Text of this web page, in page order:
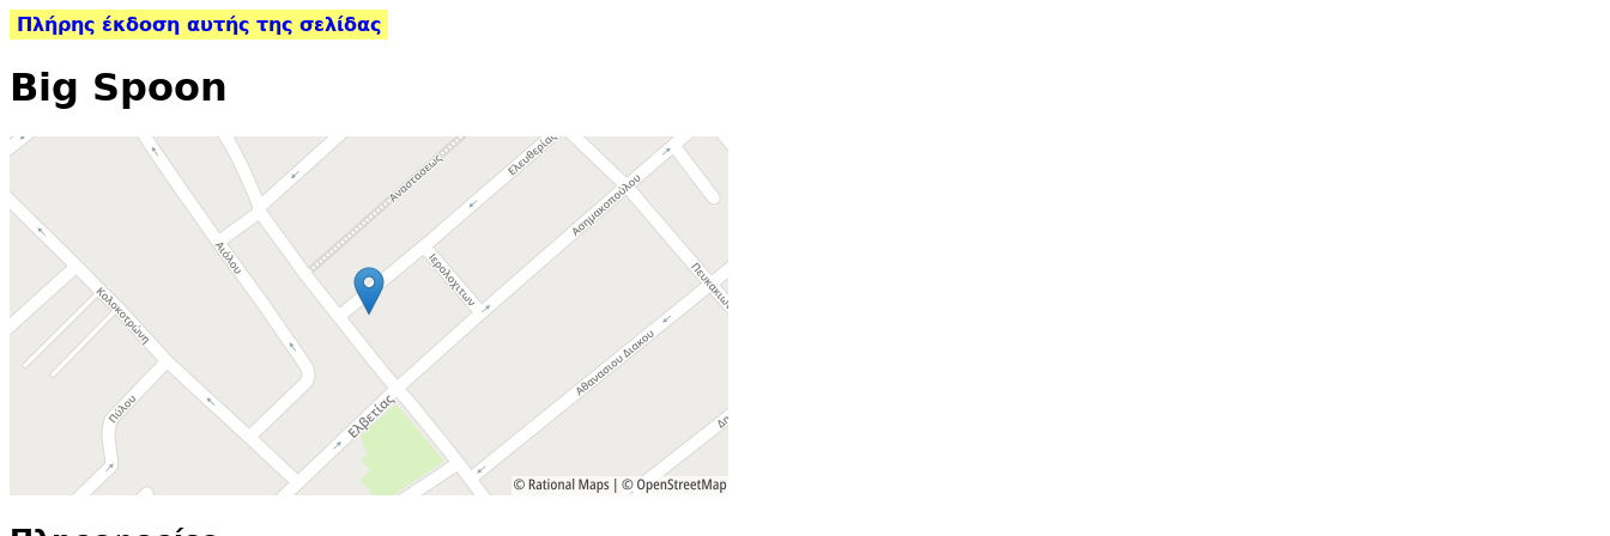
Πλήρης έκδοση αυτής της σελίδας
Big Spoon